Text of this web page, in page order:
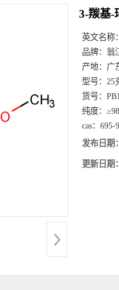
3-羰基-
英文名称
品牌： 翁
产地： 广
型号： 25
货号：
纯度：
cas： 695-
发布日期
更新日期